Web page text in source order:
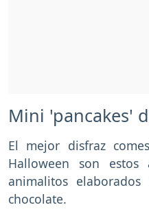
Mini 'pancakes'
El mejor disfraz
Halloween son estos
animalitos
chocolate.